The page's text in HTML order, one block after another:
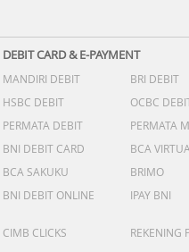
DEBIT CARD & E-PAYMENT
MANDIRI DEBIT BRI DEBIT
HSBC DEBIT
OCBC
PERMATA DEBIT
PERMATA
BNI DEBIT CARD
BCA
BCA SAKUKU
BRIMO
BNI DEBIT ONLINE
IPAY BNI
CIMB CLICKS
REKENING